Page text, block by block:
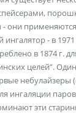
они
- в 1971
в 1874 г.
целей”.
ингаляции
эти